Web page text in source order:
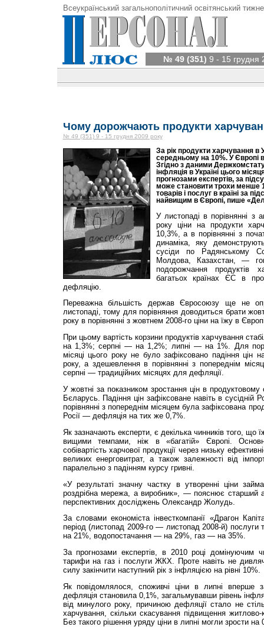
Всеукраїнський загальнополітичний освітянський
№ 49 (351) 9 - 15 грудня
Чому дорожчають продукти
№ 49 (351) 9 - 15 грудня 2009 року
За рік продукти харчування в
середньому на 10%. У Європі
Згідно з даними
інфляція в Україні цього
прогнозами експертів, за
може становити трохи менше
товарів і послуг в країні за
найвищим в Європі, пише
У листопаді в порівнянні з
року ціни на продукти
10,3%, а в порівнянні з
динаміка, яку
сусіди по Радянському
Молдова, Казахстан, —
подорожчання продуктів
багатьох країнах ЄС в
дефляцію.
Переважна більшість держав Євросоюзу ще не
листопаді, тому для порівняння доводиться брати
року в порівнянні з жовтнем 2008-го ціни на їжу в
При цьому вартість корзини продуктів харчування
на 1,3%; серпні — на 1,2%; липні — на 1%. Для
місяці цього року не було зафіксовано падіння цін
року, а здешевлення в порівнянні з попереднім
серпні — традиційних місяцях для дефляції.
У жовтні за показником зростання цін в продуктовому
Бєларусь. Падіння цін зафіксоване навіть в сусідній
порівнянні з попереднім місяцем була зафіксована
Росії — дефляція на тих же 0,7%.
Як зазначають експерти, є декілька чинників того, що
вищими темпами, ніж в «багатій» Європі.
собівартість харчової продукції через низьку
великих енерговитрат, а також залежності від
паралельно з падінням курсу гривні.
«У результаті значну частку в утворенні ціни
роздрібна мережа, а виробник», — пояснює старший
перспективних досліджень Олександр Жолудь.
За словами економіста інвесткомпанії «Драгон
період (листопад 2009-го — листопад 2008-й) послуги
на 21%, водопостачання — на 29%, газ — на 35%.
За прогнозами експертів, в 2010 році домінуючим
тарифи на газ і послуги ЖКХ. Проте навіть не
силу закінчити наступний рік з інфляцією на рівні 10%.
Як повідомлялося, споживчі ціни в липні вперше
дефляція становила 0,1%, загальмувавши рівень
від минулого року, причиною дефляції стало не
харчування, скільки скасування підвищення
Без такого рішення уряду ціни в липні могли зрости на